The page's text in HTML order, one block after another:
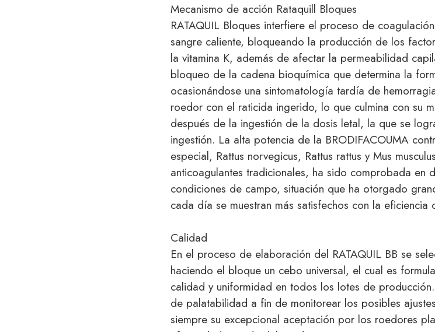
Mecanismo de acción Rataquill Bloques
RATAQUIL Bloques interfiere el proceso de
sangre caliente, bloqueando la producción de los
la vitamina K, además de afectar la permeabilidad
bloqueo de la cadena bioquímica que determina la
ocasionándose una sintomatología tardía de
roedor con el raticida ingerido, lo que culmina con su
después de la ingestión de la dosis letal, la que se
ingestión. La alta potencia de la BRODIFACOUMA
especial, Rattus norvegicus, Rattus rattus y Mus
anticoagulantes tradicionales, ha sido comprobada en
condiciones de campo, situación que ha otorgado
cada día se muestran más satisfechos con la eficiencia
Calidad
En el proceso de elaboración del RATAQUIL BB se
haciendo el bloque un cebo universal, el cual es
calidad y uniformidad en todos los lotes de
de palatabilidad a fin de monitorear los posibles
siempre su excepcional aceptación por los roedores